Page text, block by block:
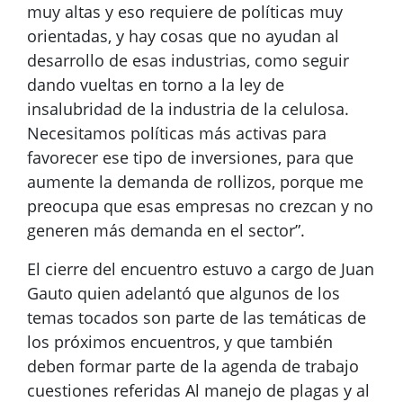
muy altas y eso requiere de políticas muy
orientadas, y hay cosas que no ayudan al
desarrollo de esas industrias, como seguir
dando vueltas en torno a la ley de
insalubridad de la industria de la celulosa.
Necesitamos políticas más activas para
favorecer ese tipo de inversiones, para que
aumente la demanda de rollizos, porque me
preocupa que esas empresas no crezcan y no
generen más demanda en el sector”.
El cierre del encuentro estuvo a cargo de Juan
Gauto quien adelantó que algunos de los
temas tocados son parte de las temáticas de
los próximos encuentros, y que también
deben formar parte de la agenda de trabajo
cuestiones referidas Al manejo de plagas y al